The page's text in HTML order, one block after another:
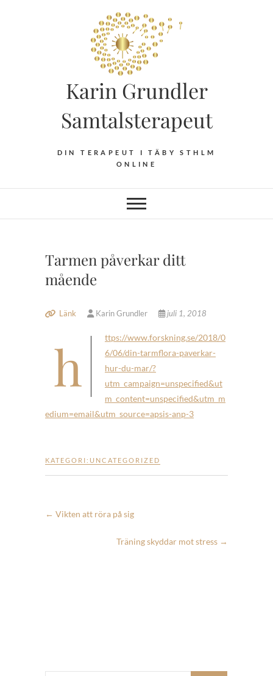
Karin Grundler
Samtalsterapeut
DIN TERAPEUT I TÄBY STHLM
ONLINE
Tarmen påverkar ditt
mående
Länk Karin Grundler juli 1, 2018
https://www.forskning.se/2018/0
6/06/din-tarmflora-paverkar-
hur-du-mar/?
utm_campaign=unspecified&ut
m_content=unspecified&utm_m
edium=email&utm_source=apsis-anp-3
KATEGORI: UNCATEGORIZED
← Vikten att röra på sig
Träning skyddar mot stress →